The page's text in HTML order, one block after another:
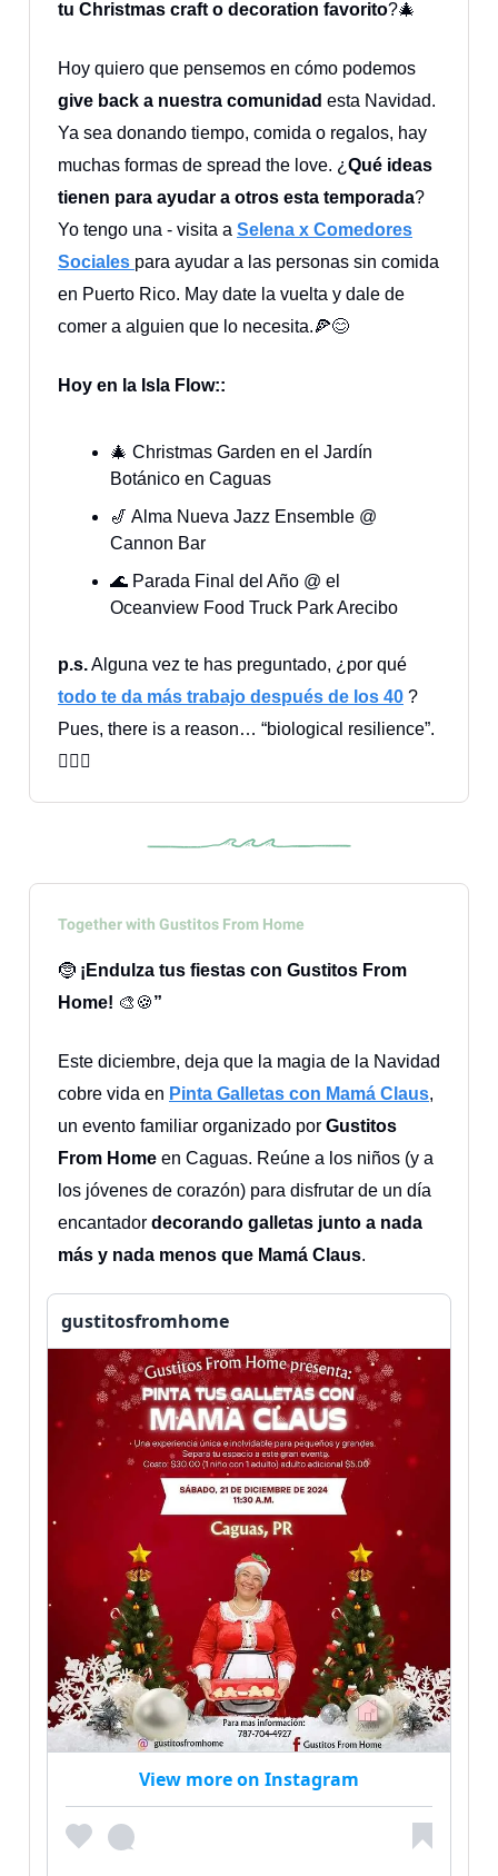
tu Christmas craft o decoration favorito?🎄
Hoy quiero que pensemos en cómo podemos
give back a nuestra comunidad esta Navidad.
Ya sea donando tiempo, comida o regalos, hay
muchas formas de spread the love. ¿ Qué ideas
tienen para ayudar a otros esta temporada?
Yo tengo una - visita a Selena x Comedores
Sociales para ayudar a las personas sin comida
en Puerto Rico. May date la vuelta y dale de
comer a alguien que lo necesita.🍕😊
Hoy en la Isla Flow::
🎄 Christmas Garden en el Jardín
Botánico en Caguas
🎷 Alma Nueva Jazz Ensemble @
Cannon Bar
🌊 Parada Final del Año @ el
Oceanview Food Truck Park Arecibo
p.s.Alguna vez te has preguntado, ¿por qué
todo te da más trabajo después de los 40 ?
Pues, there is a reason… “biological resilience”.
🤷🏽‍♀️
Together with Gustitos From Home
🤶 ¡Endulza tus fiestas con Gustitos From
Home! 🎨🍪”
Este diciembre, deja que la magia de la Navidad
cobre vida en Pinta Galletas con Mamá Claus,
un evento familiar organizado por Gustitos
From Home en Caguas. Reúne a los niños (y a
los jóvenes de corazón) para disfrutar de un día
encantador decorando galletas junto a nada
más y nada menos que Mamá Claus.
gustitosfromhome
View more on Instagram